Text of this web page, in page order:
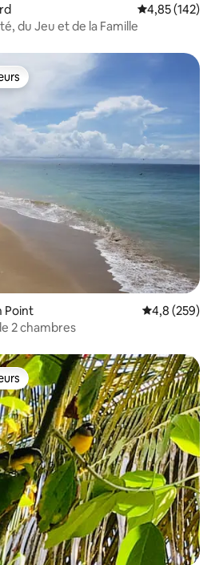
Note
4,85 (142)
du Jeu et de la Famille
Point Note
4,8 (259)
2 chambres